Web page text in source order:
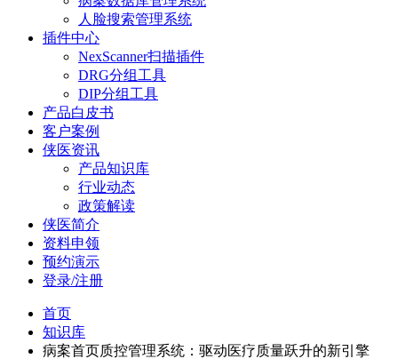
人脸搜索管理系统
插件中心
NexScanner扫描插件
DRG分组工具
DIP分组工具
产品白皮书
客户案例
侠医资讯
产品知识库
行业动态
政策解读
侠医简介
资料申领
预约演示
登录/注册
首页
知识库
病案首页质控管理系统：驱动医疗质量跃升的新引擎